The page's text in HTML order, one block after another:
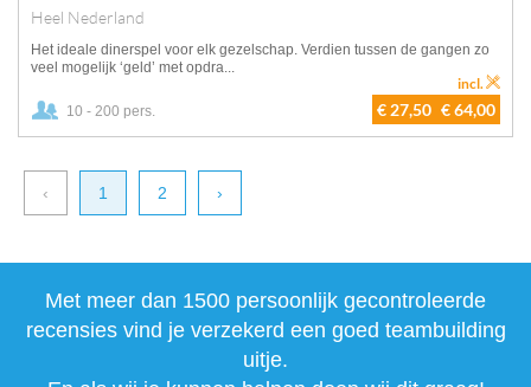
Heel Nederland
Het ideale dinerspel voor elk gezelschap. Verdien tussen de gangen zo
veel mogelijk ‘geld’ met opdra...
10 - 200 pers. € 27,50 € 64,00
incl.
‹ 1 2 ›
Met meer dan 1500 persoonlijk gecontroleerde
recensies vind je verzekerd een goed teambuilding
uitje.